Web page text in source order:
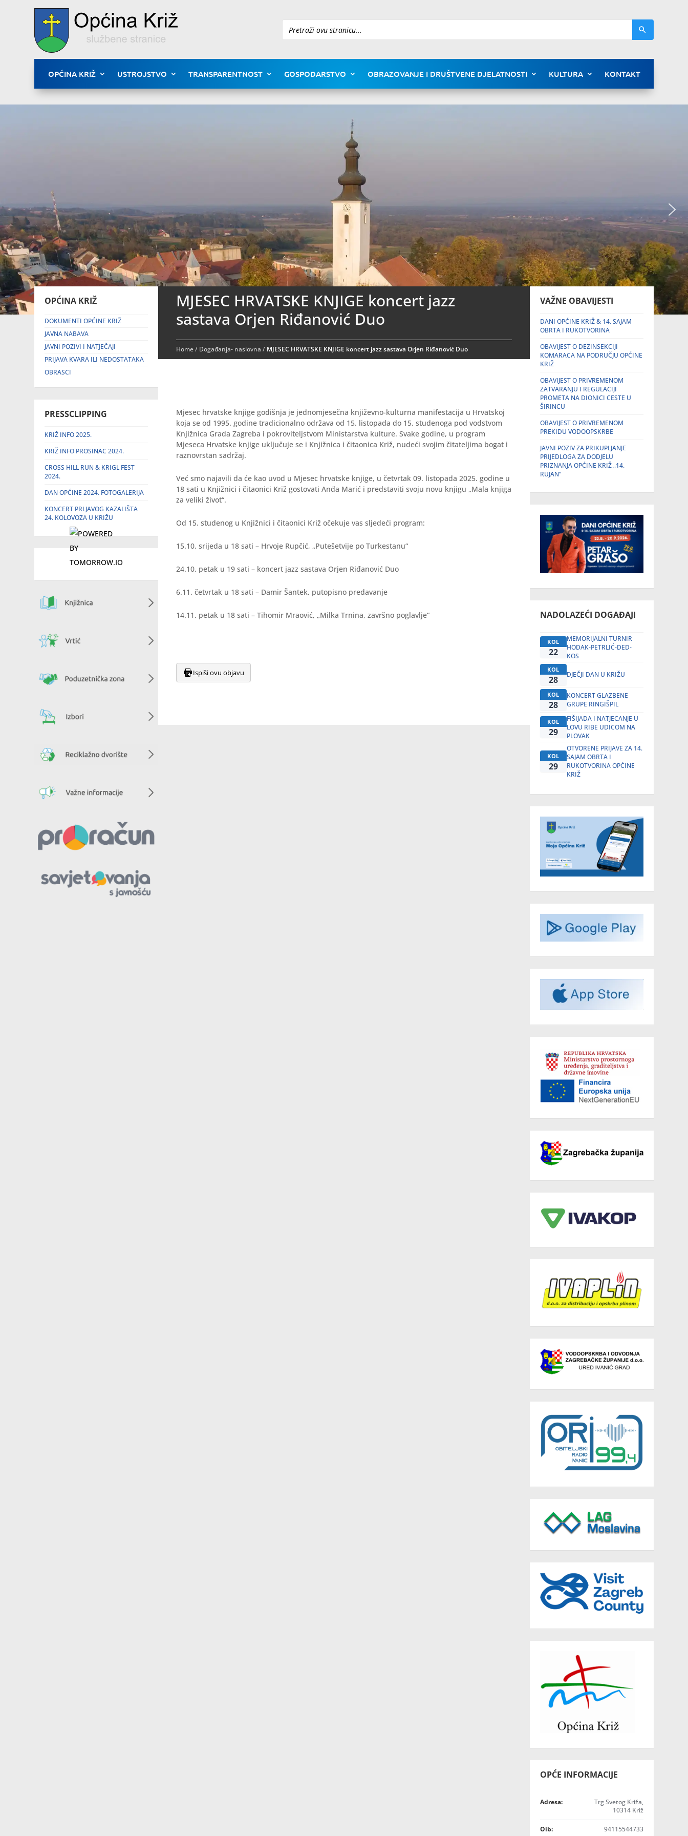
Pretraži
OPĆINA KRIŽ USTROJSTVO TRANSPARENTNOST GOSPODARSTVO OBRAZOVANJE I DRUŠTVENE DJELATNOSTI KULTURA KONTAKT
OPĆINA KRIŽ
DOKUMENTI OPĆINE KRIŽ
JAVNA NABAVA
JAVNI POZIVI I NATJEČAJI
PRIJAVA KVARA ILI NEDOSTATAKA
OBRASCI
PRESSCLIPPING
KRIŽ INFO 2025.
KRIŽ INFO PROSINAC 2024.
CROSS HILL RUN & KRIGL FEST
2024.
DAN OPĆINE 2024. FOTOGALERIJA
KONCERT PRLJAVOG KAZALIŠTA
24. KOLOVOZA U KRIŽU
MJESEC HRVATSKE KNJIGE koncert jazz
sastava Orjen Riđanović Duo
Home/ Događanja- naslovna / MJESEC HRVATSKE KNJIGE koncert jazz sastava Orjen Riđanović Duo
Mjesec hrvatske knjige godišnja je jednomjesečna književno-kulturna manifestacija u Hrvatskoj
koja se od 1995. godine tradicionalno održava od 15. listopada do 15. studenoga pod vodstvom
Knjižnica Grada Zagreba i pokroviteljstvom Ministarstva kulture. Svake godine, u program
Mjeseca Hrvatske knjige uključuje se i Knjižnica i čitaonica Križ, nudeći svojim čitateljima bogat i
raznovrstan sadržaj.
Već smo najavili da će kao uvod u Mjesec hrvatske knjige, u četvrtak 09. listopada 2025. godine u
18 sati u Knjižnici i čitaonici Križ gostovati Anđa Marić i predstaviti svoju novu knjigu „Mala knjiga
za veliki život“.
Od 15. studenog u Knjižnici i čitaonici Križ očekuje vas sljedeći program:
15.10. srijeda u 18 sati – Hrvoje Rupčić, „Putešetvije po Turkestanu“
24.10. petak u 19 sati – koncert jazz sastava Orjen Riđanović Duo
6.11. četvrtak u 18 sati – Damir Šantek, putopisno predavanje
14.11. petak u 18 sati – Tihomir Mraović, „Milka Trnina, završno poglavlje“
Ispiši ovu objavu
VAŽNE OBAVIJESTI
DANI OPĆINE KRIŽ & 14. SAJAM
OBRTA I RUKOTVORINA
OBAVIJEST O DEZINSEKCIJI
KOMARACA NA PODRUČJU OPĆINE
KRIŽ
OBAVIJEST O PRIVREMENOM
ZATVARANJU I REGULACIJI
PROMETA NA DIONICI CESTE U
ŠIRINCU
OBAVIJEST O PRIVREMENOM
PREKIDU VODOOPSKRBE
JAVNI POZIV ZA PRIKUPLJANJE
PRIJEDLOGA ZA DODJELU
PRIZNANJA OPĆINE KRIŽ „14.
RUJAN“
NADOLAZEĆI DOGAĐAJI
KOL
22
MEMORIJALNI TURNIR
HODAK-PETRLIĆ-DED-
KOS
KOL
28 DJEČJI DAN U KRIŽU
KOL
28
KONCERT GLAZBENE
GRUPE RINGIŠPIL
KOL
29
FIŠIJADA I NATJECANJE U
LOVU RIBE UDICOM NA
PLOVAK
KOL
29
OTVORENE PRIJAVE ZA 14.
SAJAM OBRTA I
RUKOTVORINA OPĆINE
KRIŽ
OPĆE INFORMACIJE
Adresa:
Trg Svetog Križa,
10314 Križ
Oib: 94115544733